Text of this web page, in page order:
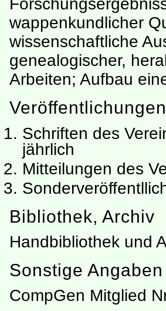
wappenkundlicher
wissenschaftliche
genealogischer,
Arbeiten; Aufbau
Veröffentlichungen
Schriften des
jährlich
Mitteilungen des
Bibliothek, Archiv
Handbibliothek und
Sonstige Angaben
CompGen Mitglied